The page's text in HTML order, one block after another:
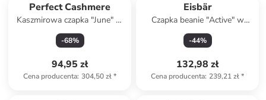
Perfect Cashmere
Kaszmirowa czapka "June" w
kolorze ciemnofioletowym
-68%
94,95 zł
Cena producenta: 304,50 zł*
Eisbär
Czapka beanie "Active" w
kolorze zielonym
-44%
132,98 zł
Cena producenta: 239,21 zł*